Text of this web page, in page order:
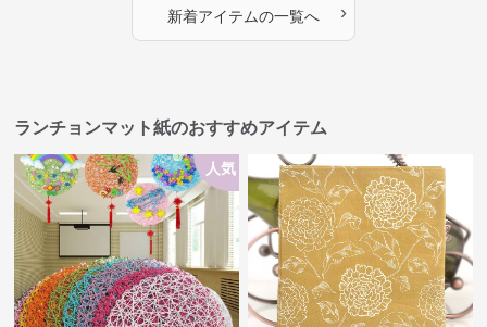
新着アイテムの一覧へ ›
ランチョンマット紙のおすすめアイテム
人気